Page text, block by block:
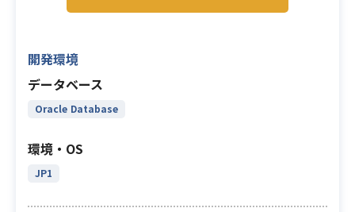
開発環境
データベース
Oracle Database
環境・OS
JP1